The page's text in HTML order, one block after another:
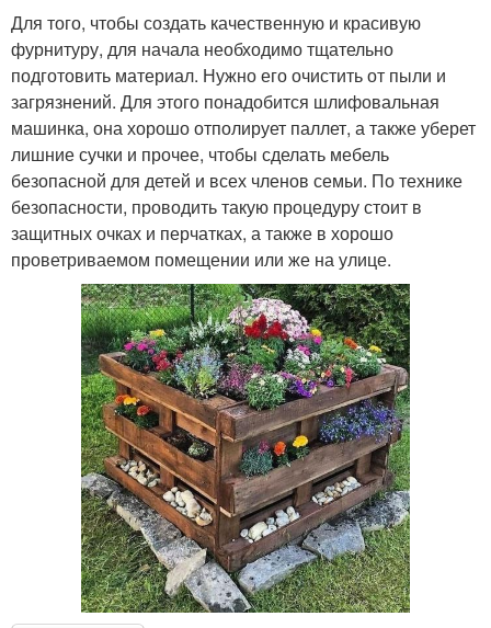
Для того, чтобы создать качественную и красивую
фурнитуру, для начала необходимо тщательно
подготовить материал. Нужно его очистить от пыли и
загрязнений. Для этого понадобится шлифовальная
машинка, она хорошо отполирует паллет, а также уберет
лишние сучки и прочее, чтобы сделать мебель
безопасной для детей и всех членов семьи. По технике
безопасности, проводить такую процедуру стоит в
защитных очках и перчатках, а также в хорошо
проветриваемом помещении или же на улице.